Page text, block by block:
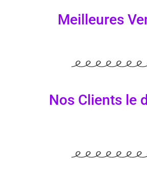
Meilleures
Nos Clients le